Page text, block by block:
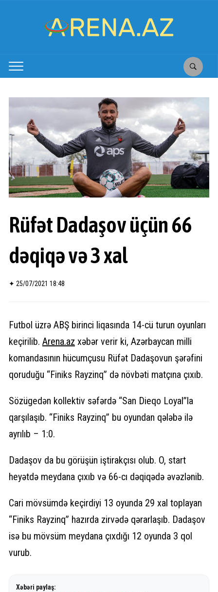
Rüfət Dadaşov üçün 66
dəqiqə və 3 xal
✦ 25/07/2021 18:48
Futbol üzrə ABŞ birinci liqasında 14-cü turun oyunları
keçirilib. Arena.az xəbər verir ki, Azərbaycan milli
komandasının hücumçusu Rüfət Dadaşovun şərəfini
qoruduğu “Finiks Rayzinq” də növbəti matçına çıxıb.
Sözügedən kollektiv səfərdə “San Dieqo Loyal”la
qarşılaşıb. “Finiks Rayzinq” bu oyundan qələbə ilə
ayrılıb – 1:0.
Dadaşov da bu görüşün iştirakçısı olub. O, start
heyətdə meydana çıxıb və 66-cı dəqiqədə əvəzlənib.
Cari mövsümdə keçirdiyi 13 oyunda 29 xal toplayan
“Finiks Rayzinq” hazırda zirvədə qərarlaşıb. Dadaşov
isə bu mövsüm meydana çıxdığı 12 oyunda 3 qol
vurub.
Xəbəri paylaş: